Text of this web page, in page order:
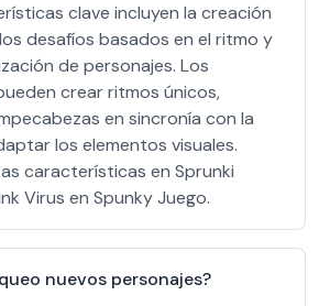
clave incluyen la creación
desafíos basados en el ritmo y
de personajes. Los
crear ritmos únicos,
en sincronía con la
los elementos visuales.
características en Sprunki
Virus en Spunky Juego.
nuevos personajes?